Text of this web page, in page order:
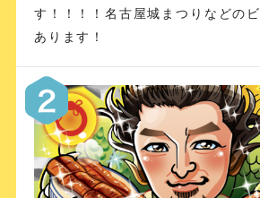
す！！！！名古屋城まつりなどの
あります！